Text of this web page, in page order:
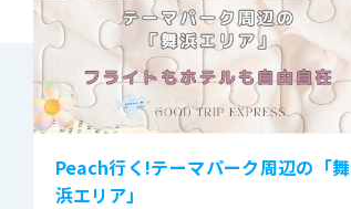
Peach行く!テーマパーク周辺の「舞
浜エリア」